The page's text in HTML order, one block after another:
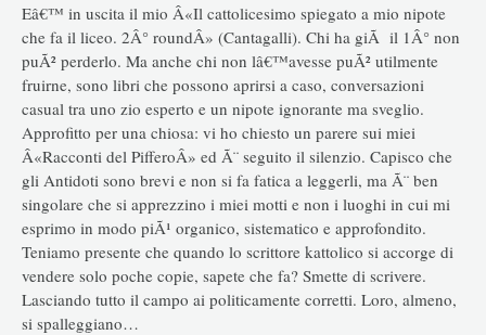
Eâ€™ in uscita il mio Â«Il cattolicesimo spiegato a mio nipote
che fa il liceo. 2Â° roundÂ» (Cantagalli). Chi ha giÃ il 1Â° non
puÃ² perderlo. Ma anche chi non lâ€™avesse puÃ² utilmente
fruirne, sono libri che possono aprirsi a caso, conversazioni
casual tra uno zio esperto e un nipote ignorante ma sveglio.
Approfitto per una chiosa: vi ho chiesto un parere sui miei
Â«Racconti del PifferoÂ» ed Ã¨ seguito il silenzio. Capisco che
gli Antidoti sono brevi e non si fa fatica a leggerli, ma Ã¨ ben
singolare che si apprezzino i miei motti e non i luoghi in cui mi
esprimo in modo piÃ¹ organico, sistematico e approfondito.
Teniamo presente che quando lo scrittore kattolico si accorge di
vendere solo poche copie, sapete che fa? Smette di scrivere.
Lasciando tutto il campo ai politicamente corretti. Loro, almeno,
si spalleggiano…